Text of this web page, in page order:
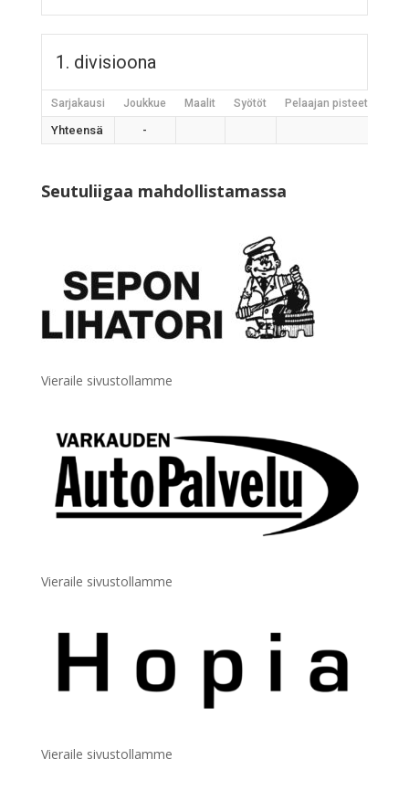
1. divisioona
Sarjakausi Joukkue Maalit Syötöt Pelaajan pisteet
Yhteensä -
Seutuliigaa mahdollistamassa
Vieraile sivustollamme
Vieraile sivustollamme
Vieraile sivustollamme